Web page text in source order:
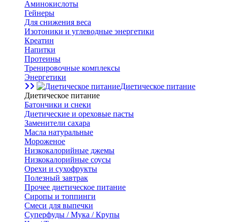
Аминокислоты
Гейнеры
Для снижения веса
Изотоники и углеводные энергетики
Креатин
Напитки
Протеины
Тренировочные комплексы
Энергетики
Диетическое питание
Диетическое питание
Батончики и снеки
Диетические и ореховые пасты
Заменители сахара
Масла натуральные
Мороженое
Низкокалорийные джемы
Низкокалорийные соусы
Орехи и сухофрукты
Полезный завтрак
Прочее диетическое питание
Сиропы и топпинги
Смеси для выпечки
Суперфуды / Мука / Крупы